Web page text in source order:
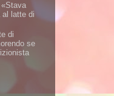
al latte di
di
se